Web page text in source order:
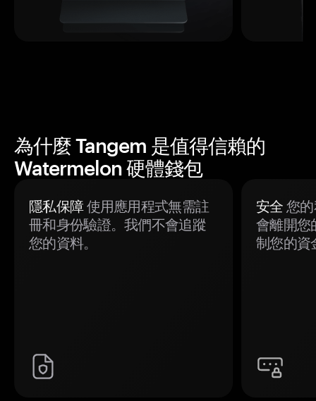
為什麼 Tangem 是值得信賴的
Watermelon 硬體錢包
隱私保障使用應用程式無需註
冊和身份驗證。我們不會追蹤
您的資料。
安全 您
會離開您
制您的資